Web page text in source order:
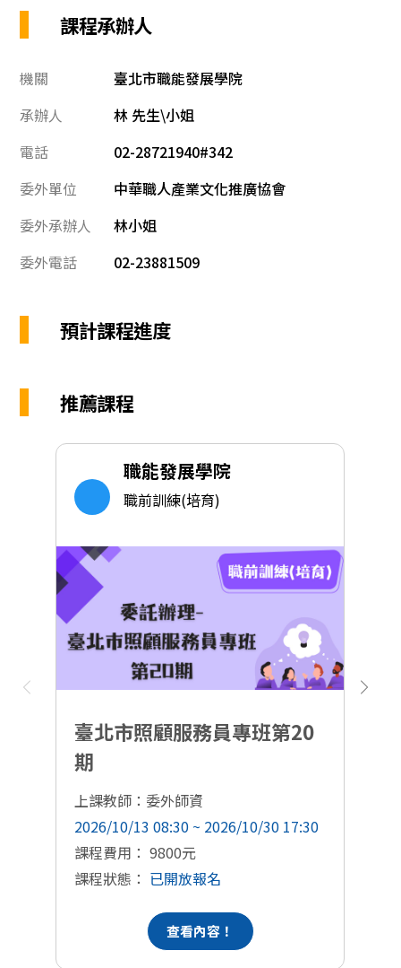
課程承辦人
機關
臺北市職能發展學院
承辦人
林 先生\小姐
電話
02-28721940#342
委外單位
中華職人產業文化推廣協會
委外承辦人
林小姐
委外電話
02-23881509
預計課程進度
推薦課程
職能發展學院
職前訓練(培育)
臺北市照顧服務員專班第20
期
上課教師：委外師資
2026/10/13 08:30 ~ 2026/10/30 17:30
課程費用： 9800元
課程狀態： 已開放報名
查看內容！